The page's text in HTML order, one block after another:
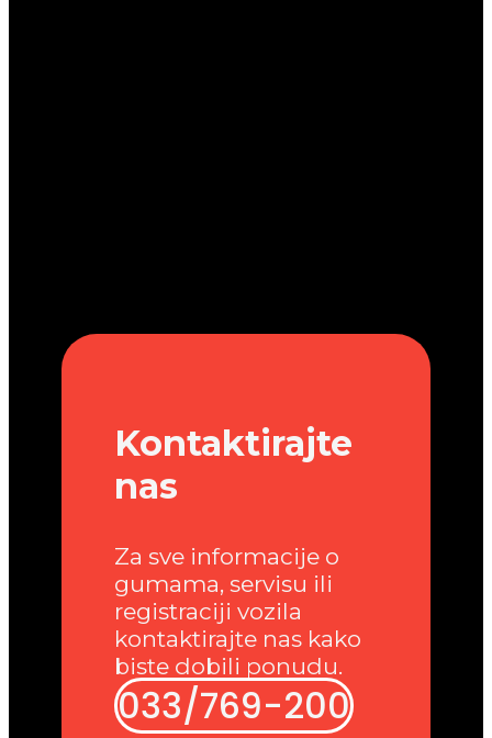
Kontaktirajte
nas
Za sve informacije o
gumama, servisu ili
registraciji vozila
kontaktirajte nas kako
biste dobili ponudu.
033/769-200